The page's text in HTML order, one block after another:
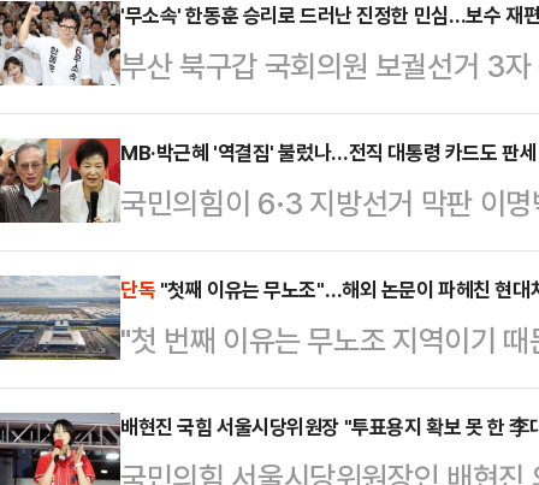
표 시작 13시간여 만이다.이날 중
94.12% 상황에서 오 후보가
섰다.정 후보는 48.59%(239만
하고 있다. 두 후보 간 격차는 단
야말로 초박빙 양상이다.한편, 선
'무소속' 한동훈 승리로 드러난 진정한 민심…보수 재
부산 북구갑 국회의원 보궐선거 3
거두면서 이번 결과가 향후 보수 재
고 있다. 이번 승리가 이재명 정부
국민의힘 지도부를 향한 보수층 내
분석이 나온다.한동훈 당선인은 4
상황에서 42.99%를 득표해 하정
후보를 따돌리고 당선을 확정지었
15.76%를 얻었…
MB·박근혜 '역결집' 불렀나…전직 대통령 카드도 판
국민의힘이 6·3 지방선거 막판 이
었지만, 판세 반전으로 이어지지는
워 막판 표심 자극을 시도했으나,
이었다.4일 오전 4시 기준 지방선
은 13곳에서 자당 후보가 당선을
전통적 강세 지역인 대구·경북·경
단독 "첫째 이유는 무노조"…해외 논문이 파헤친 현대
"첫 번째 이유는 무노조 지역이기
자동차그룹 메타플랜트(HMGMA)
계자의 이 발언이 최근 해외 학계의
배현진 국힘 서울시당위원장 "투표용지 확보 못 한 李